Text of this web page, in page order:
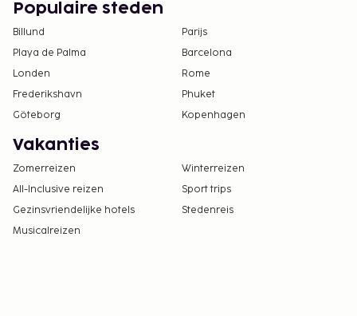
Populaire steden
Billund
Parijs
Playa de Palma
Barcelona
Londen
Rome
Frederikshavn
Phuket
Göteborg
Kopenhagen
Vakanties
Zomerreizen
Winterreizen
All-Inclusive reizen
Sport trips
Gezinsvriendelijke hotels
Stedenreis
Musicalreizen